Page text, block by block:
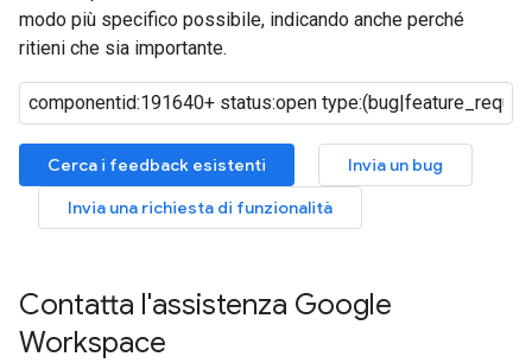
modo più specifico possibile, indicando anche perché
ritieni che sia importante.
Cerca i feedback esistenti
Invia un bug
Invia una richiesta di funzionalità
Contatta l'assistenza Google
Workspace